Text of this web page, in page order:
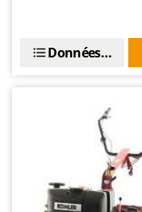
Données